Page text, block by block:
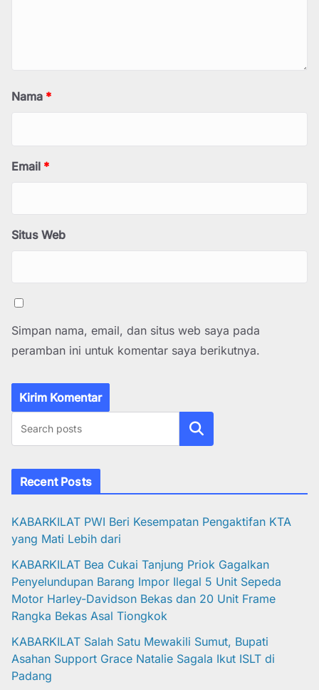
Nama *
Email *
Situs Web
Simpan nama, email, dan situs web saya pada
peramban ini untuk komentar saya berikutnya.
Cari
Recent Posts
KABARKILAT PWI Beri Kesempatan Pengaktifan KTA
yang Mati Lebih dari
KABARKILAT Bea Cukai Tanjung Priok Gagalkan
Penyelundupan Barang Impor Ilegal 5 Unit Sepeda
Motor Harley-Davidson Bekas dan 20 Unit Frame
Rangka Bekas Asal Tiongkok
KABARKILAT Salah Satu Mewakili Sumut, Bupati
Asahan Support Grace Natalie Sagala Ikut ISLT di
Padang